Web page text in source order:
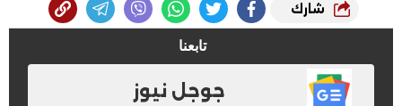
شارك
تابعنا
جوجل نيوز